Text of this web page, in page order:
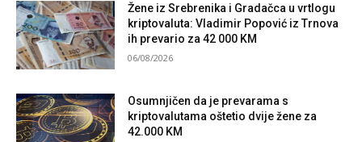
Žene iz Srebrenika i Gradačca u vrtlogu
kriptovaluta: Vladimir Popović iz Trnova
ih prevario za 42 000 KM
06/08/2026
Osumnjičen da je prevarama s
kriptovalutama oštetio dvije žene za
42.000 KM